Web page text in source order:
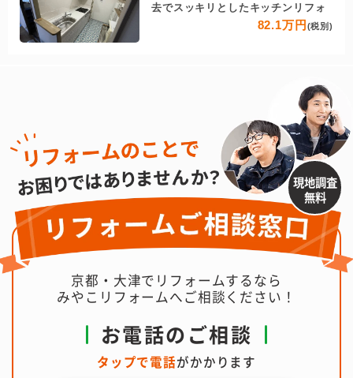
去でスッキリとしたキッチンリフォ
82.1万円 (税別)
現地調査
無料
京都・大津でリフォームするなら
みやこリフォームへご相談ください！
お電話のご相談
タップで電話がかかります